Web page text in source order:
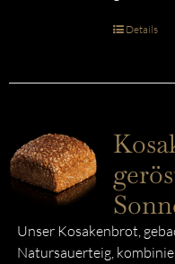
Details
Unser Kosakenbrot,
Natursauerteig,